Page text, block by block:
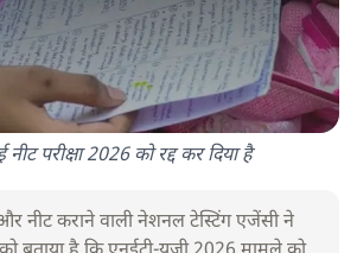
परीक्षा 2026 को रद्द कर दिया है
नीट कराने वाली नेशनल टेस्टिंग एजेंसी ने